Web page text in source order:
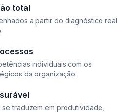
total
a partir do diagnóstico real
individuais com os
da organização.
traduzem em produtividade,